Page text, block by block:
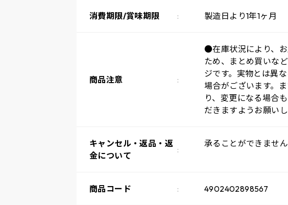
消費期限/賞味期限 製造日より1年1ヶ月
商品注意
●在庫状況により、
ため、まとめ買いな
ジです。実物とは異
場合がございます。
り、変更になる場合
だきますようお願いし
キャンセル・返品・返
金について
承ることができません
商品コード 4902402898567